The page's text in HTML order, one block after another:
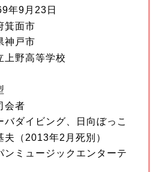
年9月23日
箕面市
神戸市
上野高等学校
会者
バダイビング、日向ぼっこ
夫（2013年2月死別）
ンミュージックエンターテ